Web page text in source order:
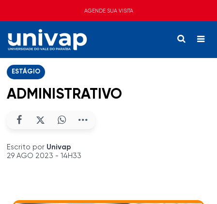
AGENDE SUA VISITA
ESTÁGIO
ADMINISTRATIVO
Escrito por Univap
29 AGO 2023 - 14H33